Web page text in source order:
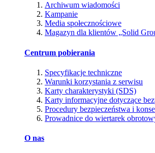
Archiwum wiadomości
Kampanie
Media społecznościowe
Magazyn dla klientów „Solid
Centrum pobierania
Specyfikacje techniczne
Warunki korzystania z serwisu
Karty charakterystyki (SDS)
Karty informacyjne dotyczące
Procedury bezpieczeństwa i
Prowadnice do wiertarek
O nas